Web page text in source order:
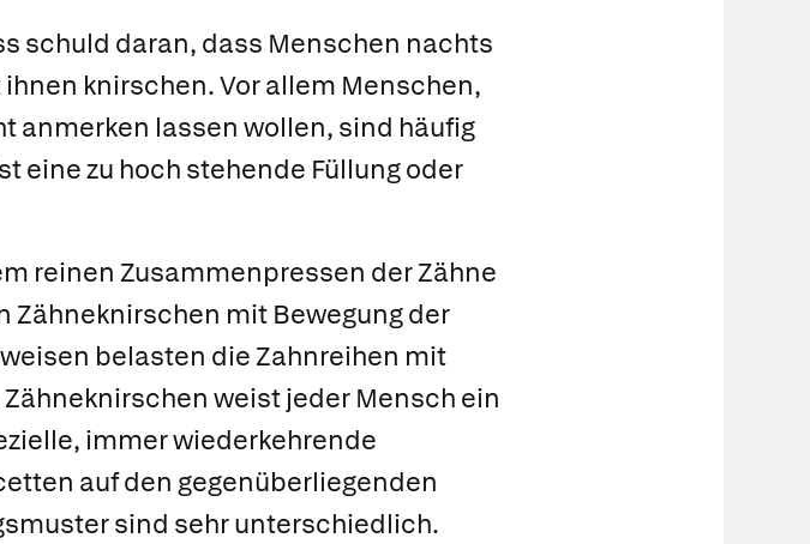
schuld daran, dass Menschen nachts
knirschen. Vor allem Menschen,
anmerken lassen wollen, sind häufig
eine zu hoch stehende Füllung oder
reinen Zusammenpressen der Zähne
Zähneknirschen mit Bewegung der
belasten die Zahnreihen mit
Zähneknirschen weist jeder Mensch ein
immer wiederkehrende
auf den gegenüberliegenden
sind sehr unterschiedlich.